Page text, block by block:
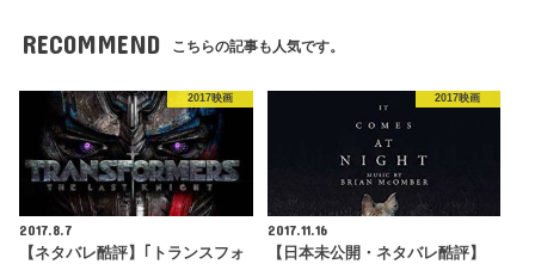
RECOMMEND こちらの記事も人気です。
2017映画
2017.8.7
【ネタバレ酷評】｢トランスフォ
2017映画
2017.11.16
【日本未公開・ネタバレ酷評】